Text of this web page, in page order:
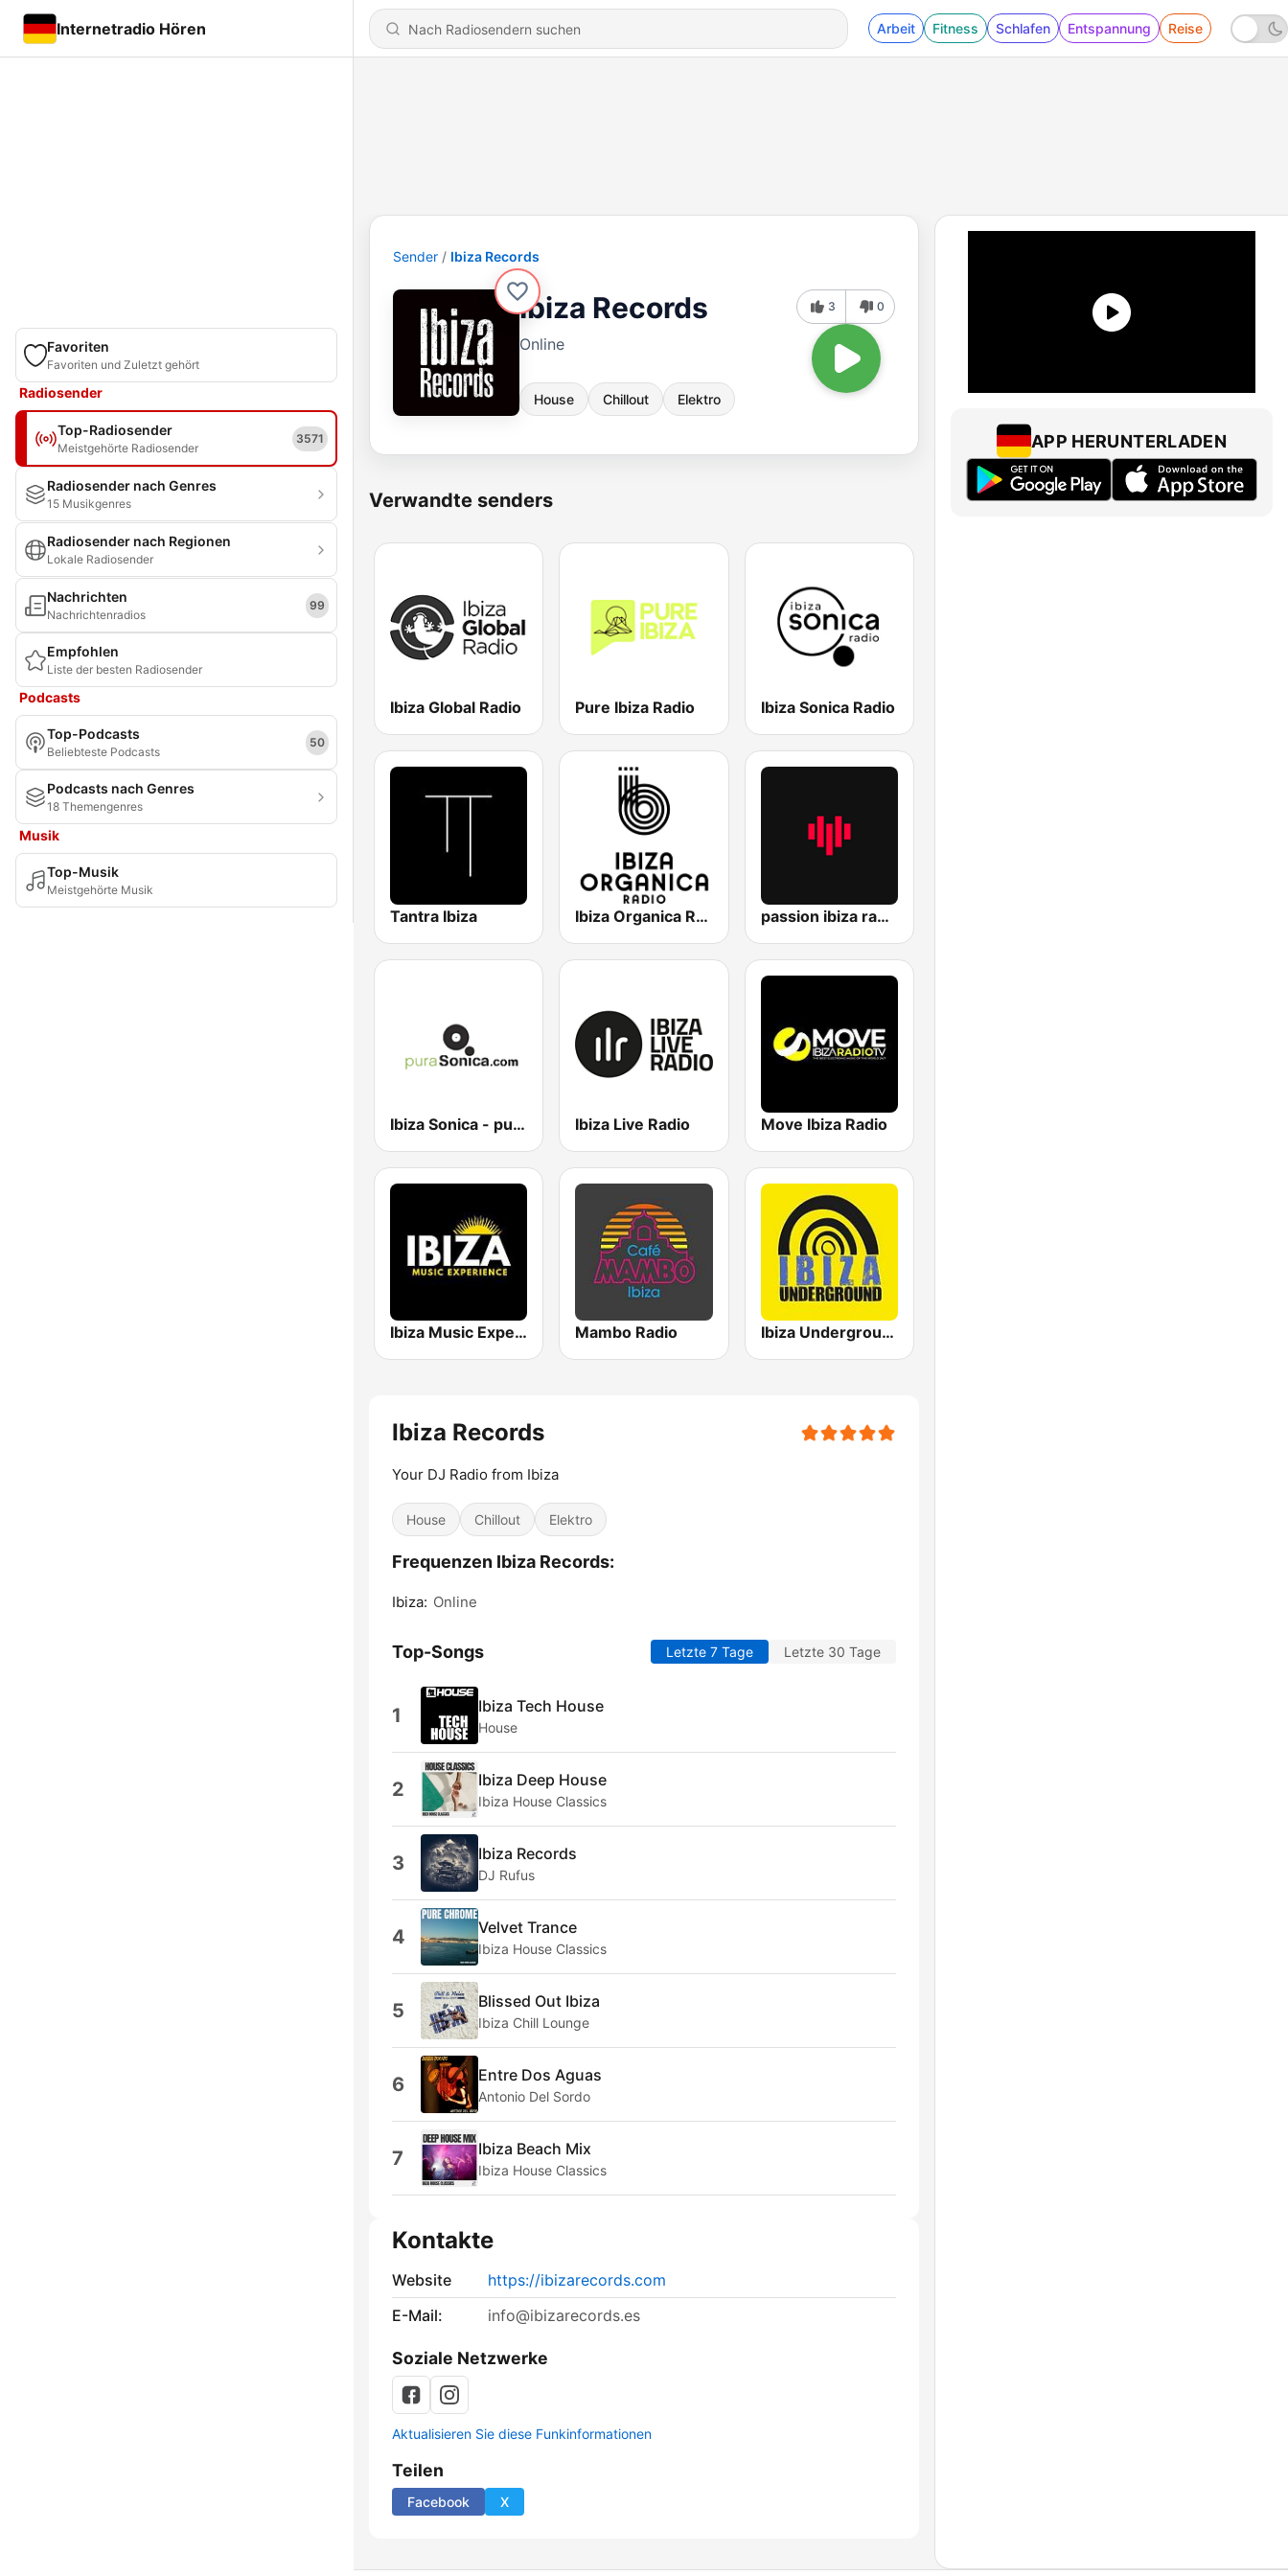
Internetradio Hören Arbeit Fitness Schlafen Entspannung Reise
Favoriten
Favoriten und Zuletzt gehört
Radiosender
Top-Radiosender
Meistgehörte Radiosender
3571
Radiosender nach Genres
15 Musikgenres
Radiosender nach Regionen
Lokale Radiosender
Nachrichten
Nachrichtenradios
99
Empfohlen
Liste der besten Radiosender
Podcasts
Top-Podcasts
Beliebteste Podcasts
50
Podcasts nach Genres
18 Themengenres
Musik
Top-Musik
Meistgehörte Musik
Sender Ibiza Records
Ibiza Records
Online
House Chillout Elektro
3 0
Verwandte senders
Ibiza Global Radio Pure Ibiza Radio Ibiza Sonica Radio
Tantra Ibiza Ibiza Organica Radio passion ibiza radio
Ibiza Sonica - puraSonica.com Ibiza Live Radio Move Ibiza Radio
Ibiza Music Experience Mambo Radio Ibiza Underground Radio
Ibiza Records
Your DJ Radio from Ibiza
House Chillout Elektro
Frequenzen Ibiza Records:
Ibiza: Online
Top-Songs Letzte 7 Tage Letzte 30 Tage
1 Ibiza Tech House
House
2 Ibiza Deep House
Ibiza House Classics
3 Ibiza Records
DJ Rufus
4 Velvet Trance
Ibiza House Classics
5 Blissed Out Ibiza
Ibiza Chill Lounge
6 Entre Dos Aguas
Antonio Del Sordo
7 Ibiza Beach Mix
Ibiza House Classics
Kontakte
Website
https://ibizarecords.com
E-Mail:
info@ibizarecords.es
Soziale Netzwerke
Aktualisieren Sie diese Funkinformationen
Teilen
Facebook X
APP HERUNTERLADEN